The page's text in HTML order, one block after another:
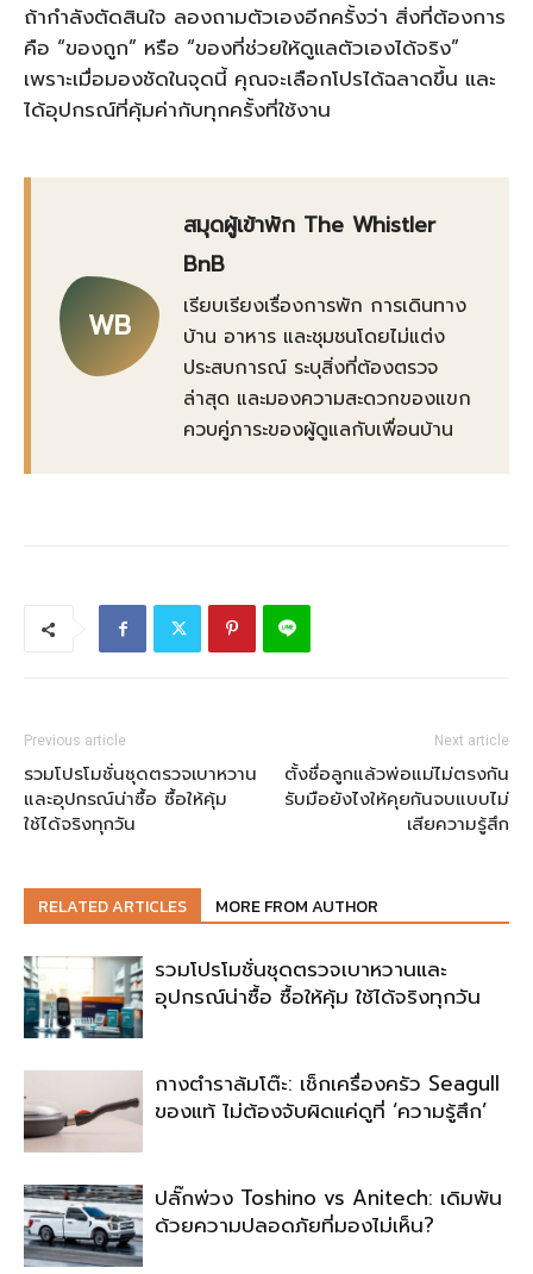
ถ้ากำลังตัดสินใจ ลองถามตัวเองอีกครั้งว่า สิ่งที่ต้องการ
คือ “ของถูก” หรือ “ของที่ช่วยให้ดูแลตัวเองได้จริง”
เพราะเมื่อมองชัดในจุดนี้ คุณจะเลือกโปรได้ฉลาดขึ้น และ
ได้อุปกรณ์ที่คุ้มค่ากับทุกครั้งที่ใช้งาน
WB
สมุดผู้เข้าพัก The Whistler
BnB
เรียบเรียงเรื่องการพัก การเดินทาง
บ้าน อาหาร และชุมชนโดยไม่แต่ง
ประสบการณ์ ระบุสิ่งที่ต้องตรวจ
ล่าสุด และมองความสะดวกของแขก
ควบคู่ภาระของผู้ดูแลกับเพื่อนบ้าน
Previous article
รวมโปรโมชั่นชุดตรวจเบาหวาน
และอุปกรณ์น่าซื้อ ซื้อให้คุ้ม
ใช้ได้จริงทุกวัน
Next article
ตั้งชื่อลูกแล้วพ่อแม่ไม่ตรงกัน
รับมือยังไงให้คุยกันจบแบบไม่
เสียความรู้สึก
RELATED ARTICLES MORE FROM AUTHOR
รวมโปรโมชั่นชุดตรวจเบาหวานและ
อุปกรณ์น่าซื้อ ซื้อให้คุ้ม ใช้ได้จริงทุกวัน
กางตำราล้มโต๊ะ: เช็กเครื่องครัว Seagull
ของแท้ ไม่ต้องจับผิดแค่ดูที่ ‘ความรู้สึก’
ปลั๊กพ่วง Toshino vs Anitech: เดิมพัน
ด้วยความปลอดภัยที่มองไม่เห็น?